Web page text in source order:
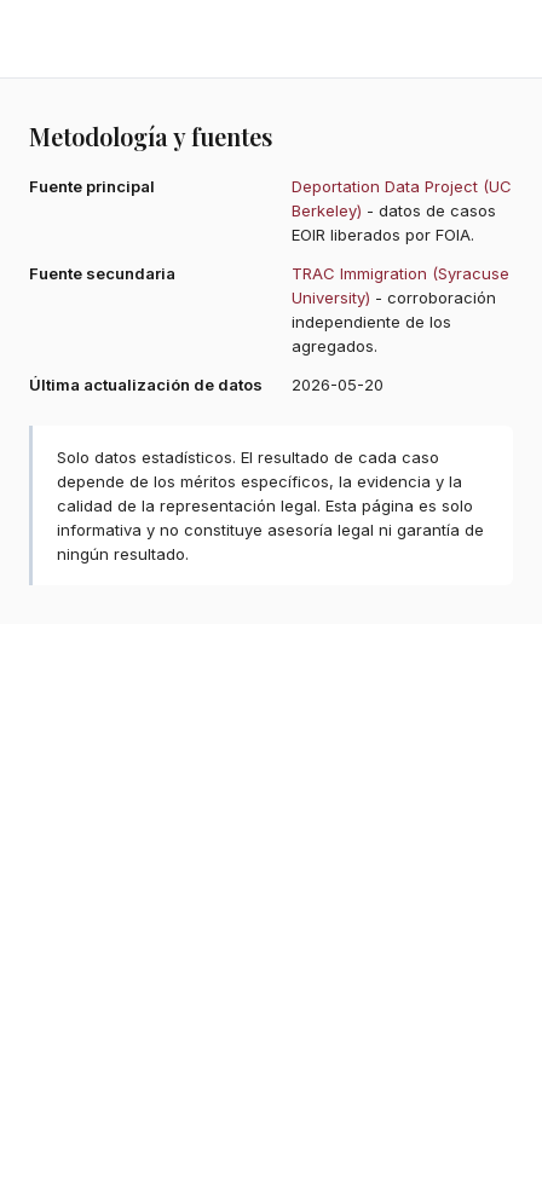
Metodología y fuentes
Fuente principal
Deportation Data Project (UC
Berkeley) - datos de casos
EOIR liberados por FOIA.
Fuente secundaria
TRAC Immigration (Syracuse
University) - corroboración
independiente de los
agregados.
Última actualización de datos
2026-05-20
Solo datos estadísticos. El resultado de cada caso
depende de los méritos específicos, la evidencia y la
calidad de la representación legal. Esta página es solo
informativa y no constituye asesoría legal ni garantía de
ningún resultado.